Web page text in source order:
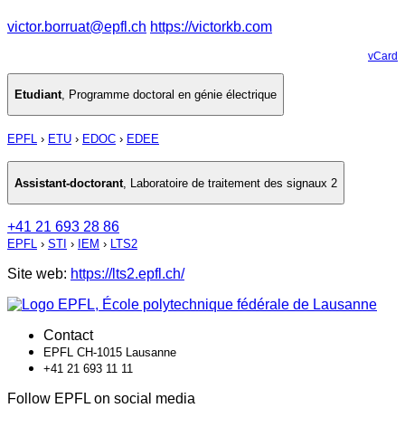
victor.borruat@epfl.ch https://victorkb.com
vCard
Etudiant, Programme doctoral en génie électrique
EPFL › ETU › EDOC › EDEE
Assistant-doctorant Laboratoire de traitement des signaux 2
+41 21 693 28 86
EPFL › STI › IEM › LTS2
Site web: https://lts2.epfl.ch/
Contact
EPFL CH-1015 Lausanne
+41 21 693 11 11
Follow EPFL on social media